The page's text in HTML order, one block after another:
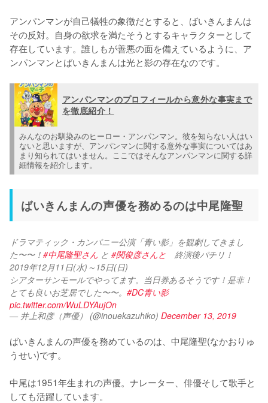
アンパンマンが自己犠牲の象徴だとすると、ばいきんまんは
その反対。自身の欲求を満たそうとするキャラクターとして
存在しています。誰しもが善悪の面を備えているように、ア
ンパンマンとばいきんまんは光と影の存在なのです。
アンパンマンのプロフィールから意外な事実まで
を徹底紹介！
みんなのお馴染みのヒーロー・アンパンマン。彼を知らない人はい
ないと思いますが、アンパンマンに関する意外な事実についてはあ
まり知られてはいません。ここではそんなアンパンマンに関する詳
ばいきんまんの声優を務めるのは中尾隆聖
ドラマティック・カンパニー公演「青い影」を観劇してきまし
た〜〜！ #中尾隆聖さん と #関俊彦さんと 終演後パチリ！
2019年12月11日(水)～15日(日)
シアターサンモールでやってます。当日券あるそうです！是非！
とても良いお芝居でした〜〜。 #DC青い影
pic.twitter.com/WuLDYAujOn
— 井上和彦（声優） (@inouekazuhiko) December 13, 2019
ばいきんまんの声優を務めているのは、中尾隆聖(なかおりゅ
うせい)です。
中尾は1951年生まれの声優。ナレーター、俳優そして歌手と
しても活躍しています。